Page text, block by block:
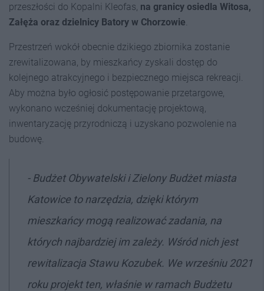
przeszłości do Kopalni Kleofas, na granicy osiedla Witosa,
Załęża oraz dzielnicy Batory w Chorzowie
Przestrzeń wokół obecnie dzikiego zbiornika zostanie
zrewitalizowana, by mieszkańcy zyskali dostęp do
kolejnego atrakcyjnego i bezpiecznego miejsca rekreacji.
Aby można było ogłosić postępowanie przetargowe,
wykonano wcześniej dokumentację projektową,
inwentaryzację przyrodniczą i uzyskano pozwolenie na
budowę.
- Budżet Obywatelski i Zielony Budżet miasta
Katowice to narzędzia, dzięki którym
mieszkańcy mogą realizować zadania, na
których najbardziej im zależy. Wśród nich jest
rewitalizacja Stawu Kozubek. We wrześniu 2021
roku projekt ten, właśnie w ramach Budżetu